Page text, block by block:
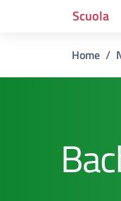
Scuola
Home